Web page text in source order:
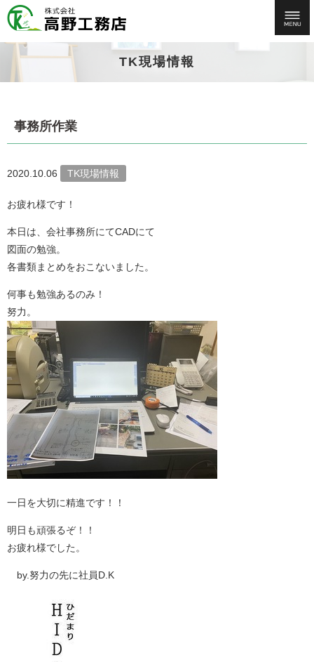
TK現場情報
事務所作業
2020.10.06 TK現場情報
お疲れ様です！
本日は、会社事務所にてCADにて
図面の勉強。
各書類まとめをおこないました。
何事も勉強あるのみ！
努力。
一日を大切に精進です！！
明日も頑張るぞ！！
お疲れ様でした。
by.努力の先に社員D.K